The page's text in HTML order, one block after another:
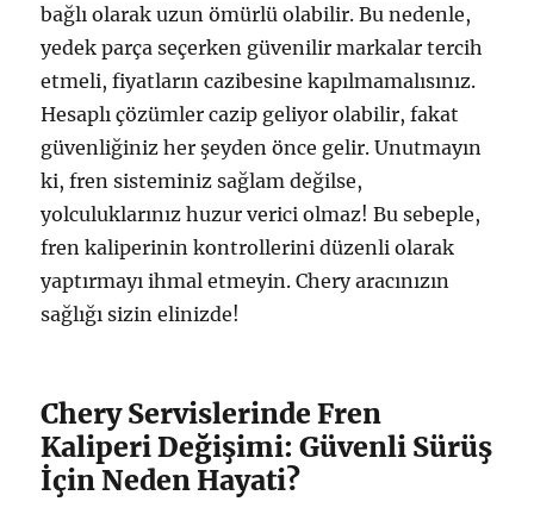
bağlı olarak uzun ömürlü olabilir. Bu nedenle,
yedek parça seçerken güvenilir markalar tercih
etmeli, fiyatların cazibesine kapılmamalısınız.
Hesaplı çözümler cazip geliyor olabilir, fakat
güvenliğiniz her şeyden önce gelir. Unutmayın
ki, fren sisteminiz sağlam değilse,
yolculuklarınız huzur verici olmaz! Bu sebeple,
fren kaliperinin kontrollerini düzenli olarak
yaptırmayı ihmal etmeyin. Chery aracınızın
sağlığı sizin elinizde!
Chery Servislerinde Fren
Kaliperi Değişimi: Güvenli Sürüş
İçin Neden Hayati?